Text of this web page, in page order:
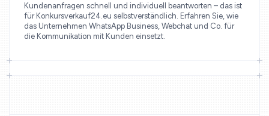
Kundenanfragen schnell und individuell beantworten – das ist
für Konkursverkauf24.eu selbstverständlich. Erfahren Sie, wie
das Unternehmen WhatsApp Business, Webchat und Co. für
die Kommunikation mit Kunden einsetzt.